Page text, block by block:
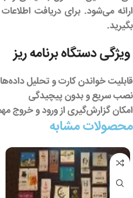
ارائه می‌شود. برای دریافت
بگیرید.
ویژگی دستگاه برنامه ریز
قابلیت خواندن کارت و تحلیل
نصب سریع و بدون پیچیدگی
امکان گزارش‌گیری از ورود و خروج
محصولات مشابه